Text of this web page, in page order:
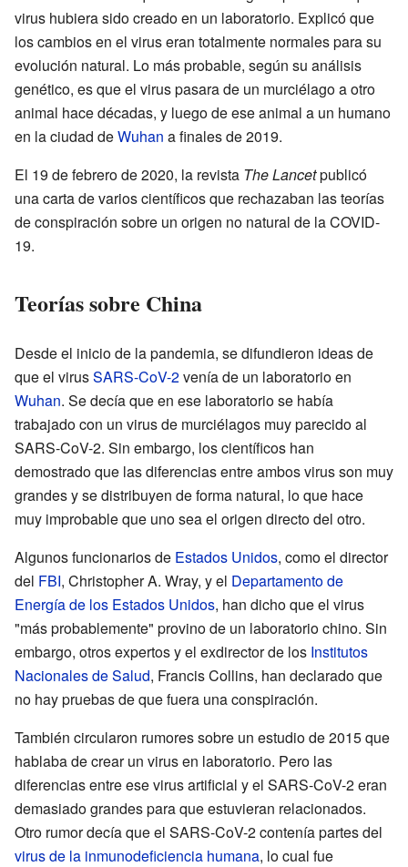
virus hubiera sido creado en un laboratorio. Explicó que
los cambios en el virus eran totalmente normales para su
evolución natural. Lo más probable, según su análisis
genético, es que el virus pasara de un murciélago a otro
animal hace décadas, y luego de ese animal a un humano
en la ciudad deWuhan a finales de 2019.
El 19 de febrero de 2020, la revista The Lancetpublicó
una carta de varios científicos que rechazaban las teorías
de conspiración sobre un origen no natural de la COVID-
19.
Teorías sobre China
Desde el inicio de la pandemia, se difundieron ideas de
que el virusSARS-CoV-2venía de un laboratorio en
Wuhan. Se decía que en ese laboratorio se había
trabajado con un virus de murciélagos muy parecido al
SARS-CoV-2. Sin embargo, los científicos han
demostrado que las diferencias entre ambos virus son muy
grandes y se distribuyen de forma natural, lo que hace
muy improbable que uno sea el origen directo del otro.
Algunos funcionarios de Estados Unidos, como el director
del FBI, Christopher A. Wray, y el Departamento de
Energía de los Estados Unidos, han dicho que el virus
"más probablemente" provino de un laboratorio chino. Sin
embargo, otros expertos y el exdirector de los Institutos
Nacionales de Salud, Francis Collins, han declarado que
no hay pruebas de que fuera una conspiración.
También circularon rumores sobre un estudio de 2015 que
hablaba de crear un virus en laboratorio. Pero las
diferencias entre ese virus artificial y el SARS-CoV-2 eran
demasiado grandes para que estuvieran relacionados.
Otro rumor decía que el SARS-CoV-2 contenía partes del
virus de la inmunodeficiencia humana, lo cual fue